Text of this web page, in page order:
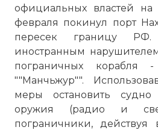
официальных властей
февраля покинул порт
пересек границу
иностранным
пограничных корабля
""Манчьжур"".
меры остановить
оружия (радио и
пограничники, действуя